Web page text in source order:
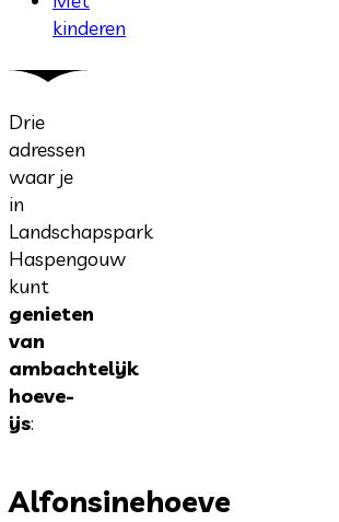
kinderen
Drie
adressen
waar je
in
Landschapspark
Haspengouw
kunt
genieten
van
ambachtelijk
hoeve-
ijs:
Alfonsinehoeve